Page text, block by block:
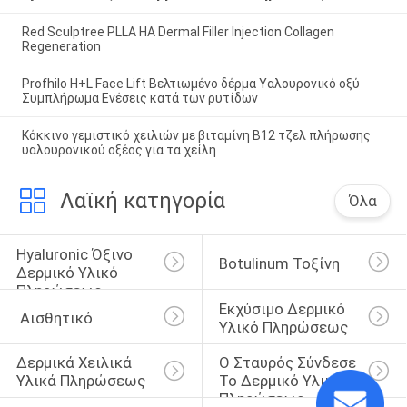
Red Sculptree PLLA HA Dermal Filler Injection Collagen
Regeneration
Profhilo H+L Face Lift Βελτιωμένο δέρμα Υαλουρονικό οξύ
Συμπλήρωμα Ενέσεις κατά των ρυτίδων
Κόκκινο γεμιστικό χειλιών με βιταμίνη Β12 τζελ πλήρωσης
υαλουρονικού οξέος για τα χείλη
Λαϊκή κατηγορία Όλα
Hyaluronic Όξινο
Δερμικό Υλικό
Πληρώσεως
Botulinum Τοξίνη
Αισθητικό
Εκχύσιμο Δερμικό
Υλικό Πληρώσεως
Δερμικά Χειλικά
Υλικά Πληρώσεως
Ο Σταυρός Σύνδεσε
Το Δερμικό Υλικό
Πληρώσεως